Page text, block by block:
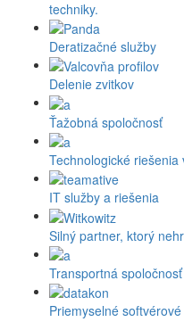
techniky.
Deratizačné služby
Delenie zvitkov
Ťažobná spoločnosť
Technologické riešenia
IT služby a riešenia
Silný partner, ktorý
Transportná spoločnosť
Priemyselné